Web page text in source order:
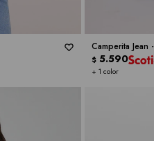
Camperita Jean -
+ 1 color
$ 5.590